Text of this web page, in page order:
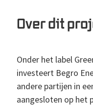
Over dit
Onder het label
investeert Begro
andere partijen in
aangesloten op het